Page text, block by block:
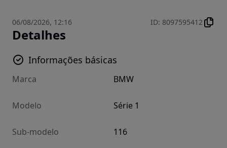
06/08/2026, 12:16 ID: 8097595412
Detalhes
Informações básicas
Marca BMW
Modelo Série 1
Sub-modelo 116